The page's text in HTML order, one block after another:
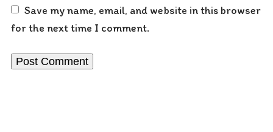
Save my name, email, and website in this browser
for the next time I comment.